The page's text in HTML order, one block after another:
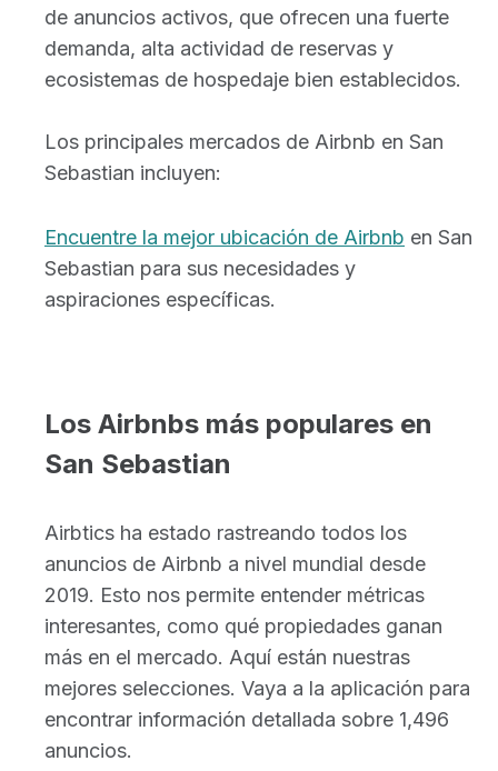
de anuncios activos, que ofrecen una fuerte
demanda, alta actividad de reservas y
ecosistemas de hospedaje bien establecidos.
Los principales mercados de Airbnb en San
Sebastian incluyen:
Encuentre la mejor ubicación de Airbnb en San
Sebastian para sus necesidades y
aspiraciones específicas.
Los Airbnbs más populares en
San Sebastian
Airbtics ha estado rastreando todos los
anuncios de Airbnb a nivel mundial desde
2019. Esto nos permite entender métricas
interesantes, como qué propiedades ganan
más en el mercado. Aquí están nuestras
mejores selecciones. Vaya a la aplicación para
encontrar información detallada sobre 1,496
anuncios.